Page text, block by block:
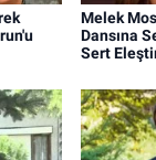
Melek
Dansına
Sert